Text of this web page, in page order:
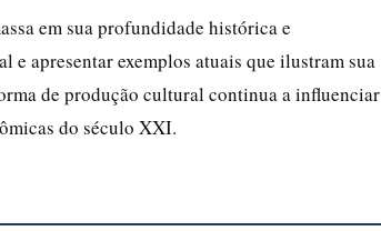
em sua profundidade histórica e
e apresentar exemplos atuais que ilustram sua
de produção cultural continua a influenciar
do século XXI.